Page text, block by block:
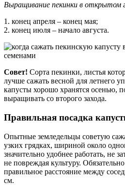
Выращивание пекинки в открытом
1. конец апреля – конец мая;
2. конец июля – начало августа.
Совет! Сорта пекинки, листья
лучше сажать весной для летнего
капусты хорошо хранятся осенью,
выращивать со второго захода.
Правильная посадка
Опытные земледельцы советую
узких грядках, шириной около
значительно удобнее работать, не
не повреждая культуру.
правильное расстояние между
см.